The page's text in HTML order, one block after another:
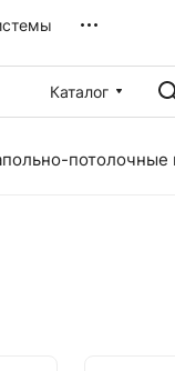
Каталог
потолочные